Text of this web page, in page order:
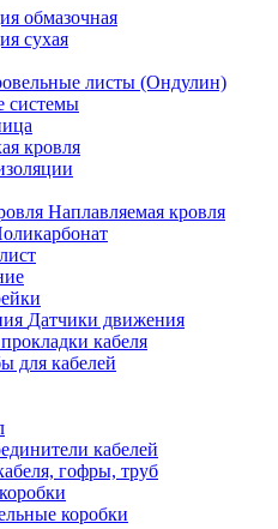
обмазочная
сухая
листы (Ондулин)
системы
кровля
Наплавляемая кровля
Датчики движения
кабеля
для кабелей
кабелей
гофры, труб
коробки